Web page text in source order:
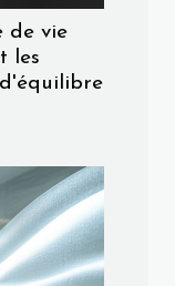
de vie
les